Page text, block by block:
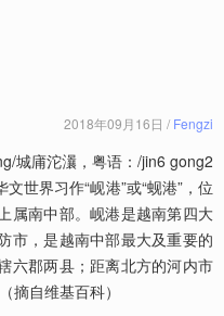
2018年09月16日 / Fengzi
城庯沱㶞，粤语：/jin6 gong2
世界习作“岘港”或“蚬港”，位
属南中部。岘港是越南第四大
市，是越南中部最大及重要的
六郡两县；距离北方的河内市
摘自维基百科）